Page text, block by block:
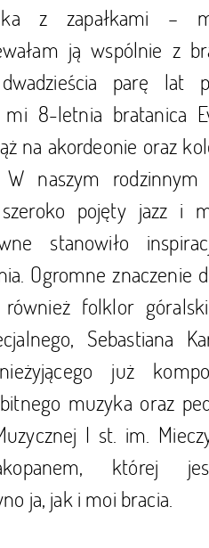
z zapałkami –
ją wspólnie z
parę lat
8-letnia bratanica
na akordeonie oraz
naszym
pojęty jazz i
stanowiło
Ogromne znaczenie
również folklor
Sebastiana
już
muzyka oraz
I st. im.
której
ja, jak i moi bracia.